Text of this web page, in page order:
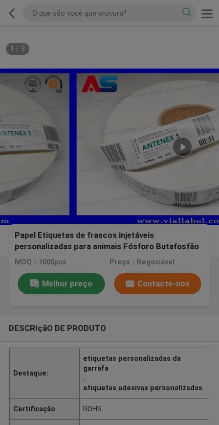
1 / 3
Papel Etiquetas de frascos injetáveis
personalizadas para animais Fósforo Butafosfão
Vials 10ml / 50ml etiquetas de frascos
personalizadas
MOQ：1000pcs Preço：Negociável
Melhor preço Contacte-nos
DESCRIçãO DE PRODUTO
Destaque:
etiquetas personalizadas da
garrafa
,
etiquetas adesivas personalizadas
Certificação ROHS